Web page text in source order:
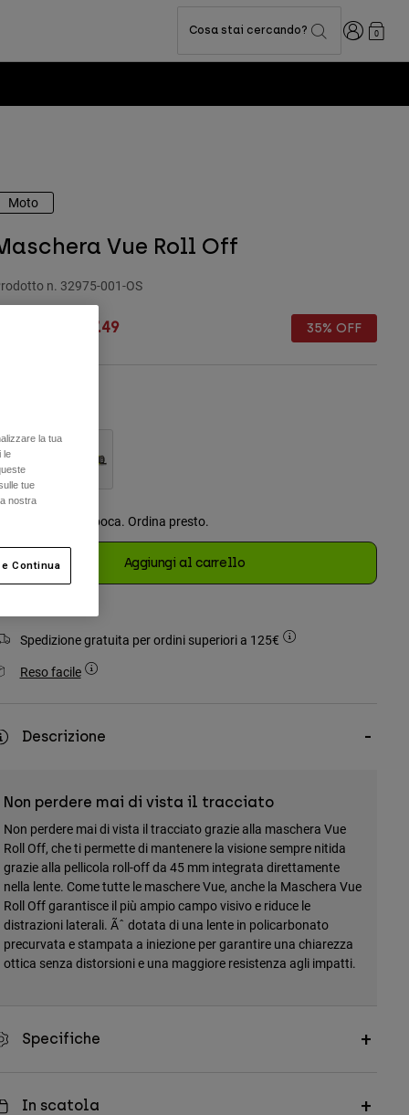
Cosa stai cercando? Accedi0
Moto
Vue Roll Off
n. 32975-001-OS
reduced from
€ 97.49 35% OFF
selezionato
disponibilità è poca. Ordina presto.
Aggiungi al carrello
Spedizione gratuita per ordini superiori a 125€
Reso facile
Descrizione
Non perdere mai di vista il tracciato
Non perdere mai di vista il tracciato grazie alla maschera Vue
Roll Off, che ti permette di mantenere la visione sempre nitida
grazie alla pellicola roll-off da 45 mm integrata direttamente
nella lente. Come tutte le maschere Vue, anche la Maschera Vue
Roll Off garantisce il più ampio campo visivo e riduce le
distrazioni laterali. Ãˆ dotata di una lente in policarbonato
precurvata e stampata a iniezione per garantire una chiarezza
ottica senza distorsioni e una maggiore resistenza agli impatti.
Specifiche
In scatola
la tua
le
tue
nostra
Continua